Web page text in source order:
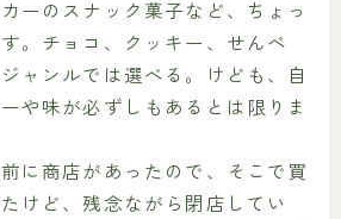
ーのスナック菓子など、ちょっ
。チョコ、クッキー、せんべ
ャンルでは選べる。けども、自
や味が必ずしもあるとは限りま
に商店があったので、そこで買
けど、残念ながら閉店してい